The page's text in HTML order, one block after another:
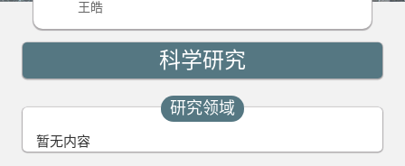
王皓
科学研究
研究领域
暂无内容